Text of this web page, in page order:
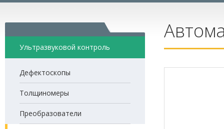
Ультразвуковой контроль
Дефектоскопы
Толщиномеры
Преобразователи